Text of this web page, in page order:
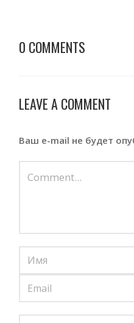
0 COMMENTS
LEAVE A COMMENT
Ваш e-mail не будет